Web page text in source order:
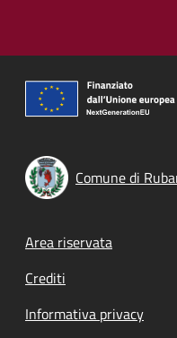
Comune di
Footer menu
Area riservata
Crediti
Informativa privacy